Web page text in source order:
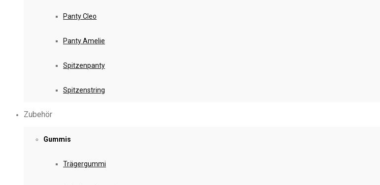
Panty Cleo
Panty Amelie
Spitzenpanty
Spitzenstring
Zubehör
Gummis
Trägergummi